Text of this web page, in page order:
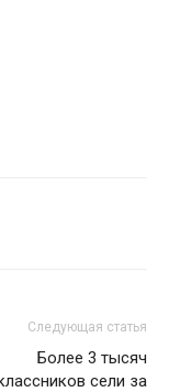
Следующая статья
Более 3 тысяч
сели за